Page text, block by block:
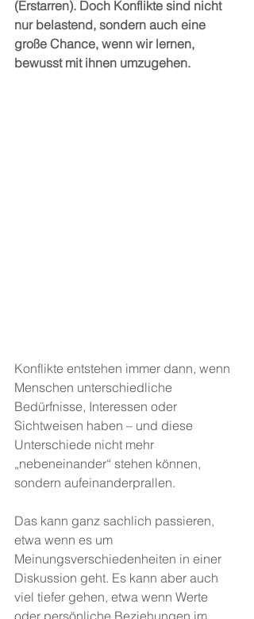
(Erstarren). Doch Konflikte sind nicht
nur belastend, sondern auch eine
große Chance, wenn wir lernen,
bewusst mit ihnen umzugehen.
Konflikte entstehen immer dann, wenn
Menschen unterschiedliche
Bedürfnisse, Interessen oder
Sichtweisen haben – und diese
Unterschiede nicht mehr
„nebeneinander“ stehen können,
sondern aufeinanderprallen.
Das kann ganz sachlich passieren,
etwa wenn es um
Meinungsverschiedenheiten in einer
Diskussion geht. Es kann aber auch
viel tiefer gehen, etwa wenn Werte
oder persönliche Beziehungen im